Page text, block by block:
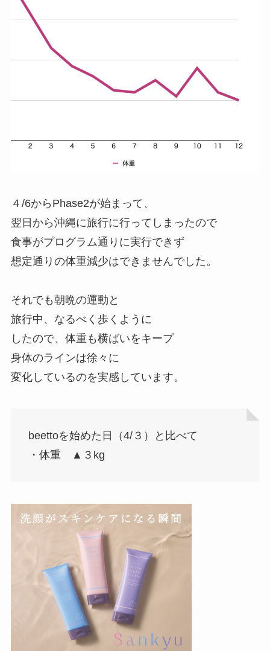
４/6からPhase2が始まって、
翌日から沖縄に旅行に行ってしまったので
食事がプログラム通りに実行できず
想定通りの体重減少はできませんでした。
それでも朝晩の運動と
旅行中、なるべく歩くように
したので、体重も横ばいをキープ
身体のラインは徐々に
変化しているのを実感しています。
beettoを始めた日（4/３）と比べて
・体重 ▲３kg